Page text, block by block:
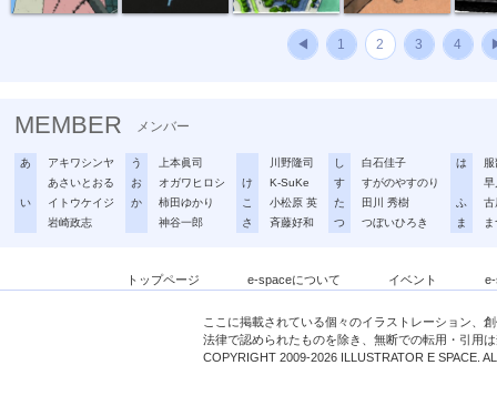
◀ 1 2 3 4
MEMBER メンバー
あ
アキワシンヤ
あさいとおる
い
イトウケイジ
岩崎政志
う
上本眞司
お
オガワヒロシ
か
柿田ゆかり
神谷一郎
川野隆司
け
K-SuKe
こ
小松原 英
さ
斉藤好和
し
白石佳子
す
すがのやすのり
た
田川 秀樹
つ
つぼいひろき
は
早
ふ
古
ま
トップページ e-spaceについて イベント
ここに掲載されている個々のイラストレーション、
法律で認められたものを除き、無断での転用・引用
COPYRIGHT 2009-2026 ILLUSTRATOR E SPACE.